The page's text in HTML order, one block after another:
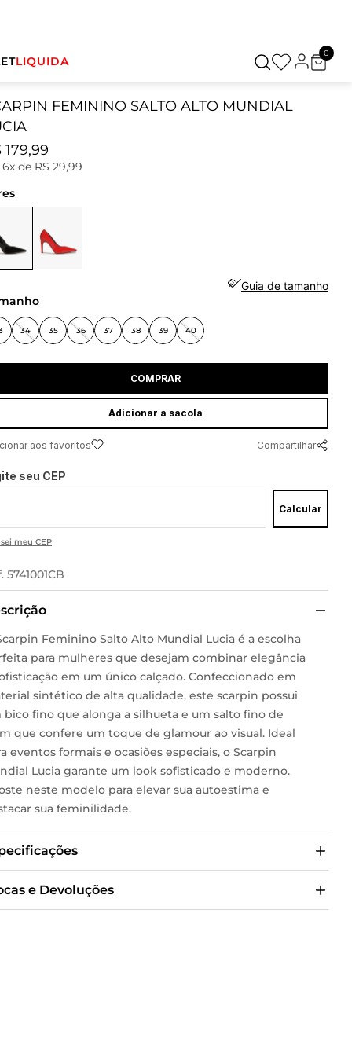
LIQUIDA
0
FEMININO SALTO ALTO MUNDIAL
179,99
6x de R$ 29,99
Guia de tamanho
34 35 36 37 38 39 40
COMPRAR
adicionar a sacola
Compartilhar
seu CEP
Calcular
meu CEP
5741001CB
Feminino Salto Alto Mundial Lucia é a escolha
para mulheres que desejam combinar elegância
em um único calçado. Confeccionado em
sintético de alta qualidade, este scarpin possui
bico fino que alonga a silhueta e um salto fino de
que confere um toque de glamour ao visual. Ideal
eventos formais e ocasiões especiais, o Scarpin
Lucia garante um look sofisticado e moderno.
neste modelo para elevar sua autoestima e
sua feminilidade.
e Devoluções